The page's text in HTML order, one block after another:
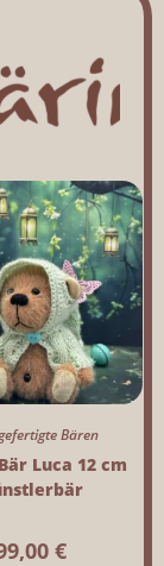
Bären
Luca 12 cm
€